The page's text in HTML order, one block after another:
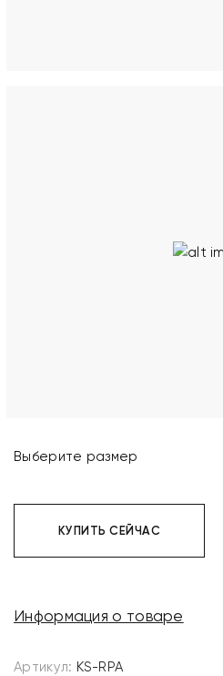
Выберите размер
КУПИТЬ СЕЙЧАС
Информация о товаре
Артикул: KS-RPA